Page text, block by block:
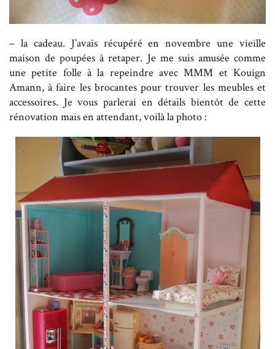
– la cadeau. J’avais récupéré en novembre une vieille
maison de poupées à retaper. Je me suis amusée comme
une petite folle à la repeindre avec MMM et Kouign
Amann, à faire les brocantes pour trouver les meubles et
accessoires. Je vous parlerai en détails bientôt de cette
rénovation mais en attendant, voilà la photo :